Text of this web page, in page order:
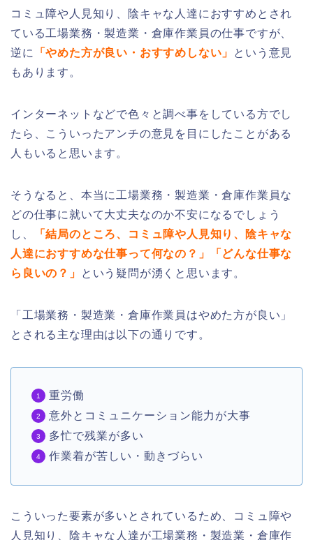
コミュ障や人見知り、陰キャな人達におすすめとされ
ている工場業務・製造業・倉庫作業員の仕事ですが、
逆に
「やめた方が良い・おすすめしない」
という意見
もあります。
インターネットなどで色々と調べ事をしている方でし
たら、こういったアンチの意見を目にしたことがある
人もいると思います。
そうなると、本当に工場業務・製造業・倉庫作業員な
どの仕事に就いて大丈夫なのか不安になるでしょう
し、
「結局のところ、コミュ障や人見知り、陰キャな
人達におすすめな仕事って何なの？」「どんな仕事な
ら良いの？」
という疑問が湧くと思います。
「工場業務・製造業・倉庫作業員はやめた方が良い」
とされる主な理由は以下の通りです。
重労働
意外とコミュニケーション能力が大事
多忙で残業が多い
作業着が苦しい・動きづらい
こういった要素が多いとされているため、コミュ障や
人見知り、陰キャな人達が工場業務・製造業・倉庫作